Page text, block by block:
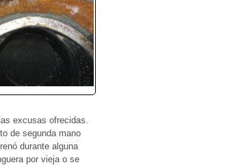
excusas ofrecidas.
de segunda mano
durante alguna
por vieja o se